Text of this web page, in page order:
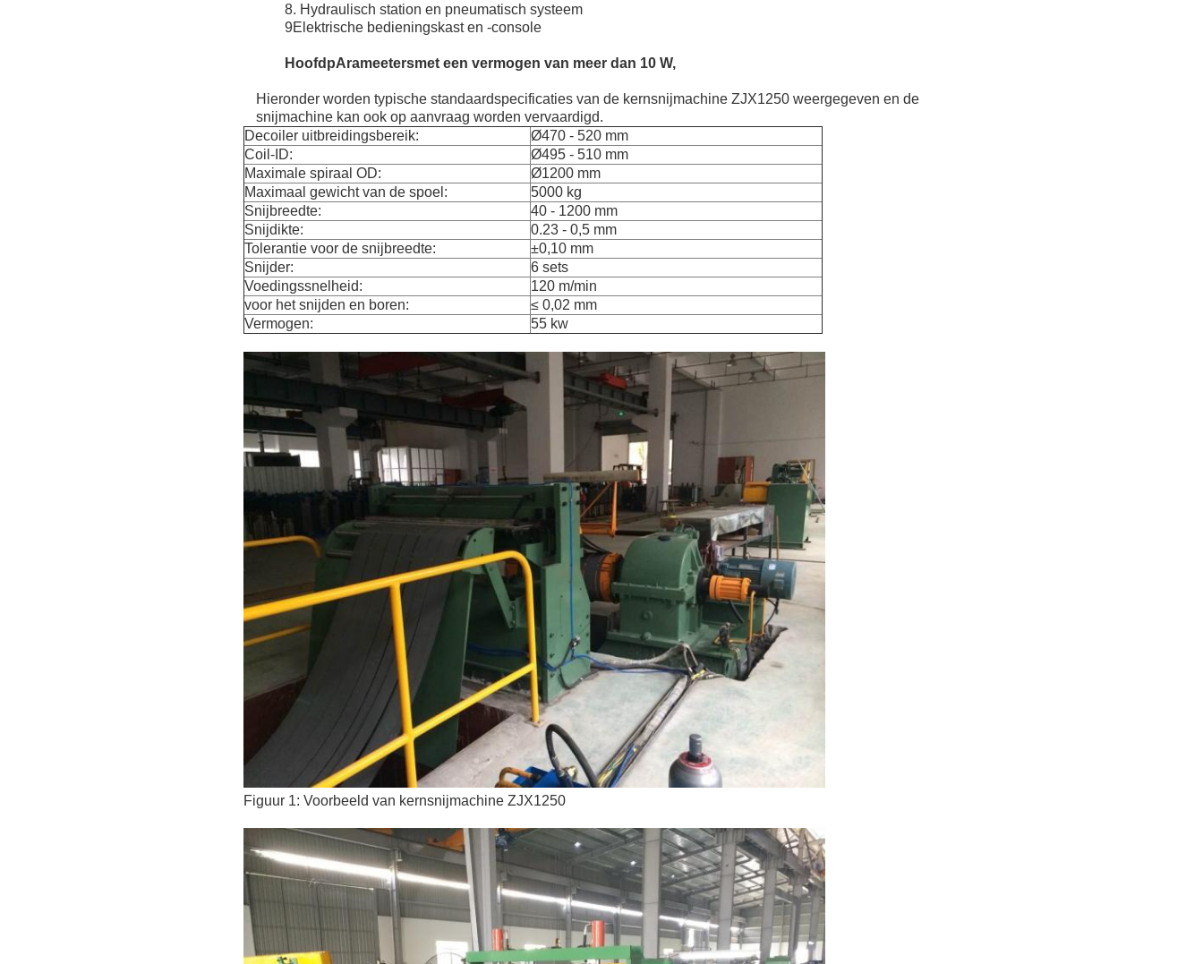
8. Hydraulisch station en pneumatisch systeem
9Elektrische bedieningskast en -console
Hoofd pArameetersmet een vermogen van meer dan 10 W,
Hieronder worden typische standaardspecificaties van de kernsnijmachine ZJX1250 weergegeven en de
snijmachine kan ook op aanvraag worden vervaardigd.
Decoiler uitbreidingsbereik:
Ø470 - 520 mm
Coil-ID:
Ø495 - 510 mm
Maximale spiraal OD:
Ø1200 mm
Maximaal gewicht van de spoel:
5000 kg
Snijbreedte:
40 - 1200 mm
Snijdikte:
0.23 - 0,5 mm
Tolerantie voor de snijbreedte:
±0,10 mm
Snijder:
6 sets
Voedingssnelheid:
120 m/min
voor het snijden en boren:
≤ 0,02 mm
Vermogen:
55 kw
Figuur 1: Voorbeeld van kernsnijmachine ZJX1250